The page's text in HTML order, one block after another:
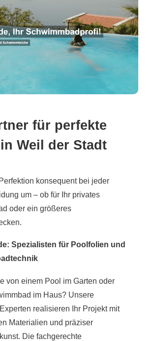
für perfekte
Weil der Stadt
konsequent bei jeder
um – ob für Ihr privates
oder ein größeres
Spezialisten für Poolfolien und
von einem Pool im Garten oder
im Haus? Unsere
realisieren Ihr Projekt mit
Materialien und präziser
Die fachgerechte